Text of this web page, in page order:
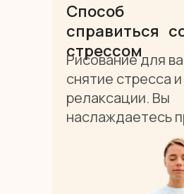
Способ
справиться
стрессом
Рисование для
снятие стресса
релаксации. Вы
наслаждаетесь